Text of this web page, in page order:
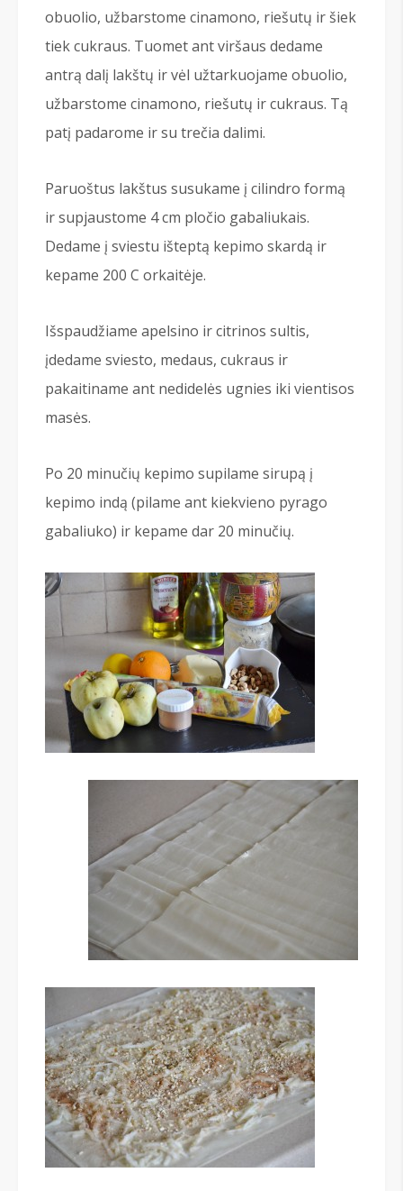
obuolio, užbarstome cinamono, riešutų ir šiek
tiek cukraus. Tuomet ant viršaus dedame
antrą dalį lakštų ir vėl užtarkuojame obuolio,
užbarstome cinamono, riešutų ir cukraus. Tą
patį padarome ir su trečia dalimi.
Paruoštus lakštus susukame į cilindro formą
ir supjaustome 4 cm pločio gabaliukais.
Dedame į sviestu išteptą kepimo skardą ir
kepame 200 C orkaitėje.
Išspaudžiame apelsino ir citrinos sultis,
įdedame sviesto, medaus, cukraus ir
pakaitiname ant nedidelės ugnies iki vientisos
masės.
Po 20 minučių kepimo supilame sirupą į
kepimo indą (pilame ant kiekvieno pyrago
gabaliuko) ir kepame dar 20 minučių.